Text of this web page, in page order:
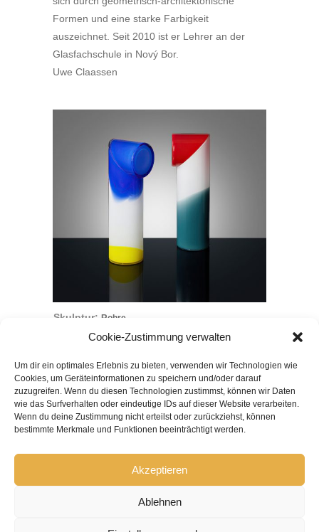
Cookie-Zustimmung verwalten
Um dir ein optimales Erlebnis zu bieten, verwenden wir Technologien wie
Cookies, um Geräteinformationen zu speichern und/oder darauf
zuzugreifen. Wenn du diesen Technologien zustimmst, können wir Daten
wie das Surfverhalten oder eindeutige IDs auf dieser Website verarbeiten.
Wenn du deine Zustimmung nicht erteilst oder zurückziehst, können
bestimmte Merkmale und Funktionen beeinträchtigt werden.
Akzeptieren
Ablehnen
Formen und eine starke Farbigkeit
auszeichnet. Seit 2010 ist er Lehrer an der
Glasfachschule in Nový Bor.
Uwe Claassen
Skulptur: Rohre
ACHILLES-STIFTUNG
•Über die Stiftung